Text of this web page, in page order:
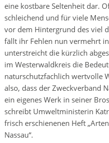
eine kostbare Seltenheit dar.
schleichend und für viele
vor dem Hintergrund des viel
fällt ihr Fehlen nun vermehrt
unterstreicht die kürzlich
im Westerwaldkreis die
naturschutzfachlich wertvolle
also, dass der Zweckverband
ein eigenes Werk in seiner
schreibt Umweltministerin
frisch erschienenen Heft
Nassau“.